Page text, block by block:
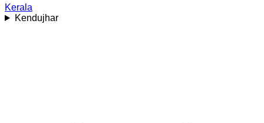
Kerala
Kendujhar